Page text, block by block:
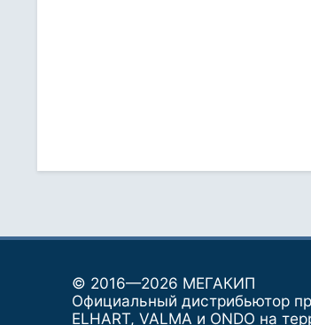
© 2016—2026 МЕГАКИП
Официальный дистрибьютор
ELHART, VALMA и ONDO на